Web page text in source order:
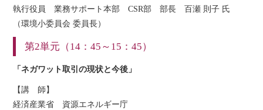
執行役員 業務サポート本部 CSR部 部長 百瀬 則子 氏
（環境小委員会 委員長）
第2単元（14：45～15：45）
「ネガワット取引の現状と今後」
【講 師】
経済産業省 資源エネルギー庁